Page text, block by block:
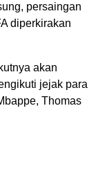
persaingan
diperkirakan
akan
jejak para
Thomas